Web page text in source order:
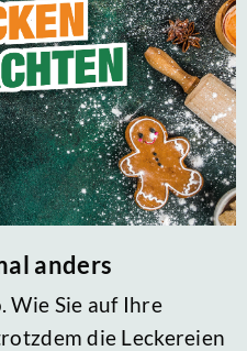
anders
Wie Sie auf Ihre
die Leckereien